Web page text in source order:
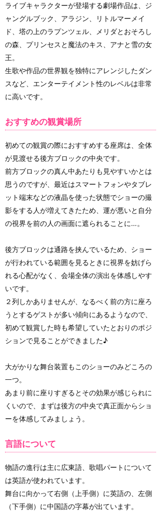
ライブキャラクターが登場する劇場作品は、ジ
ャングルブック、アラジン、リトルマーメイ
ド、塔の上のラプンツェル、メリダとおそろし
の森、プリンセスと魔法のキス、アナと雪の女
王。
生歌や作品の世界観を独特にアレンジしたダン
スなど、エンターテイメント性のレベルは非常
に高いです。
おすすめの観賞場所
初めての観賞の際におすすめする座席は、全体
が見渡せる後方ブロックの中央です。
前方ブロックの真ん中あたりも見やすいかとは
思うのですが、最近はスマートフォンやタブレ
ット端末などの液晶を使った状態でショーの撮
影をする人が増えてきたため、運が悪いと自分
の視界を前の人の画面に遮られることに…。
後方ブロックは通路を挟んでいるため、ショー
が行われている範囲を見るときに視界を妨げら
れる心配がなく、会場全体の演出を体感しやす
いです。
２列しかありませんが、なるべく前の方に座ろ
うとするゲストが多い傾向にあるようなので、
初めて観賞した時も希望していたとおりのポジ
ションで見ることができました♪
大がかりな舞台装置もこのショーのみどころの
一つ。
あまり前に座りすぎるとその効果が感じられに
くいので、まずは後方の中央で真正面からショ
ーを体感してみましょう。
言語について
物語の進行は主に広東語、歌唱パートについて
は英語が使われています。
舞台に向かって右側（上手側）に英語の、左側
（下手側）に中国語の字幕が出ています。